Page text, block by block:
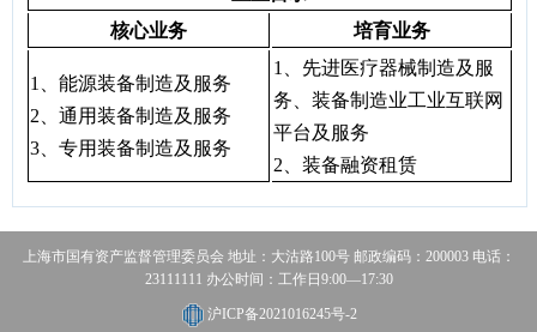
核心业务
培育业务
1
、能源装备制造及服务
2 、通用装备制造及服务
3 、专用装备制造及服务
1
、先进医疗器械制造及服
务、装备制造业工业互联网
平台及服务
2 、装备融资租赁
上海市国有资产监督管理委员会 地址：大沽路100号 邮政编码：200003 电话：
23111111 办公时间：工作日9:00—17:30
沪ICP备2021016245号-2